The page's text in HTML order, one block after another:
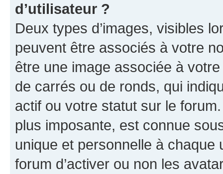
d’utilisateur ?
Deux types d’images, visibles
peuvent être associés à votre
être une image associée à
de carrés ou de ronds, qui
actif ou votre statut sur le
plus imposante, est connue
unique et personnelle à chaque
forum d’activer ou non les